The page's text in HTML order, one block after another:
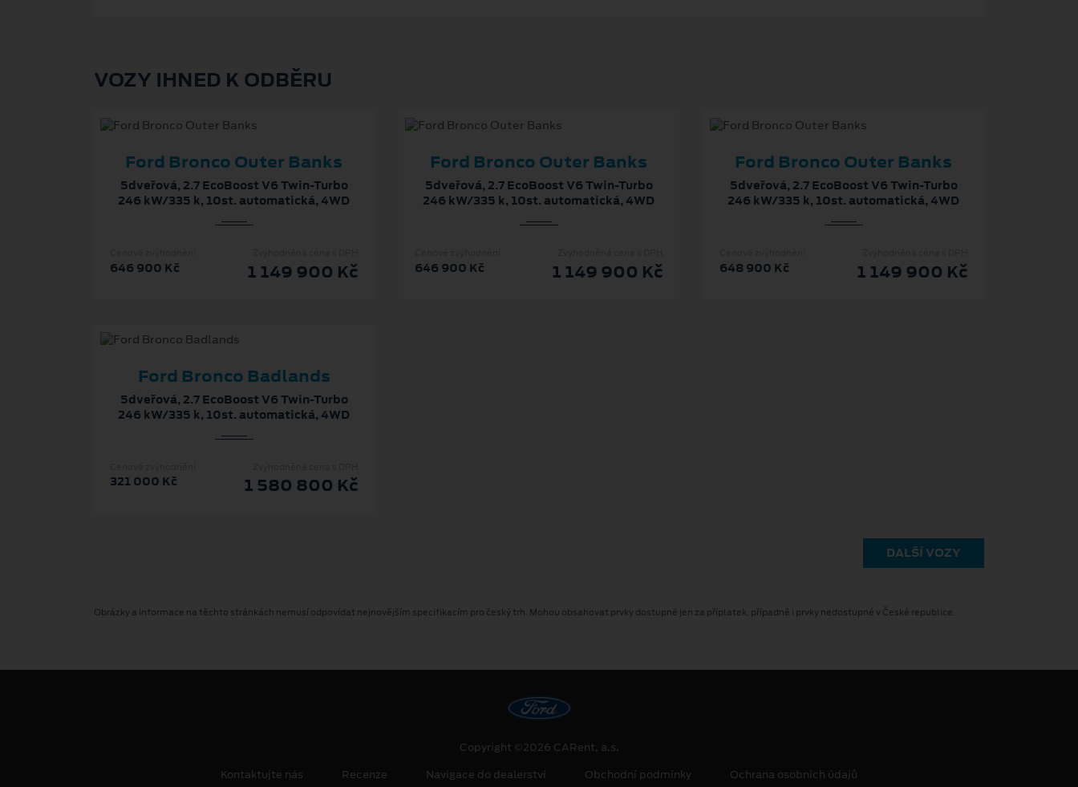
VOZY IHNED K ODBĚRU
Ford Bronco Outer Banks
5dveřová, 2.7 EcoBoost V6 Twin-Turbo
246 kW/335 k, 10st. automatická, 4WD
1 149 900 Kč
646 900 Kč
Ford Bronco Outer Banks
5dveřová, 2.7 EcoBoost V6 Twin-Turbo
246 kW/335 k, 10st. automatická, 4WD
1 149 900 Kč
646 900 Kč
Ford Bronco Outer Banks
5dveřová, 2.7 EcoBoost V6 Twin-Turbo
246 kW/335 k, 10st. automatická, 4WD
1 149 900 Kč
648 900 Kč
Ford Bronco Badlands
5dveřová, 2.7 EcoBoost V6 Twin-Turbo
246 kW/335 k, 10st. automatická, 4WD
1 580 800 Kč
321 000 Kč
DALŠÍ VOZY
Obrázky a informace na těchto stránkách nemusí odpovídat nejnovějším specifikacím pro český trh. Mohou obsahovat prvky dostupné jen za příplatek, případně i prvky nedostupné v České republice.
Copyright ©2026 CARent, a.s.
Kontaktujte nás
Recenze Navigace do dealerství Obchodní podmínky Ochrana osobních údajů